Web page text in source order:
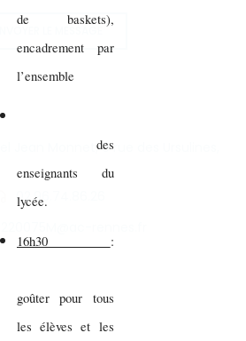
de baskets),
encadrement par
l’ensemble
des
enseignants du
lycée.
16h30 :
goûter pour tous
les élèves et les
Jean Monnet, 9 rue des Ursulines,
02.96.74.86.26